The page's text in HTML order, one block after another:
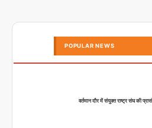
POPULAR NEWS
वर्तमान दौर में संयुक्त राष्ट्र संघ की